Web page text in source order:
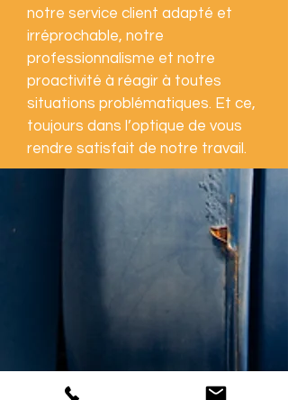
notre service client adapté et
irréprochable, notre
professionnalisme et notre
proactivité à réagir à toutes
situations problématiques. Et ce,
toujours dans l’optique de vous
rendre satisfait de notre travail.